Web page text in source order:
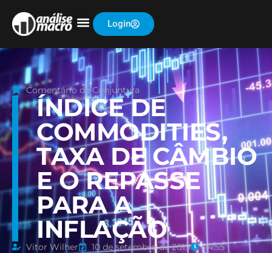
Login
Comentário de Conjuntura
ÍNDICE DE
COMMODITIES,
TAXA DE CÂMBIO
E O REPASSE
PARA A
INFLAÇÃO
Vitor Wilher 10 de setembro de 2019 14:55